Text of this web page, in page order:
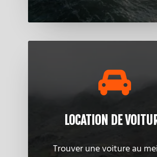
LOCATION DE
Trouver une voiture au